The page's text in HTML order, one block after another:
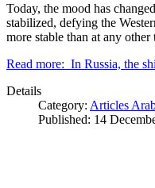
Today, the mood has
stabilized, defying the
more stable than at any
Read more: In Russia, the
Details
Category: Articles
Published: 14